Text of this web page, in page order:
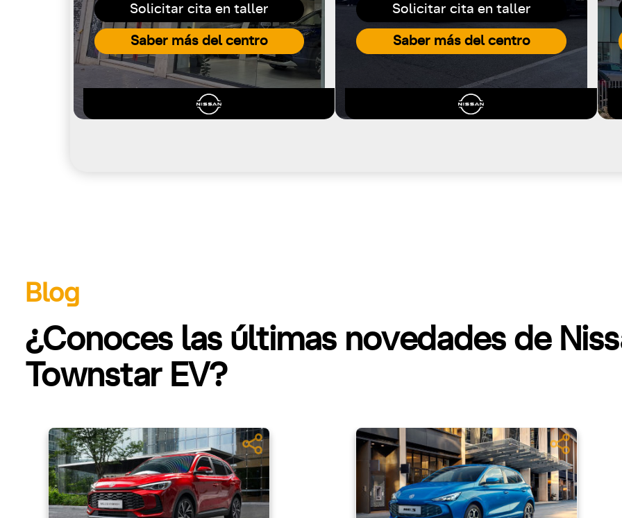
Solicitar cita en taller
Saber más del centro
Solicitar cita en taller
Saber más del centro
Blog
¿Conoces las últimas novedades de
Townstar EV?